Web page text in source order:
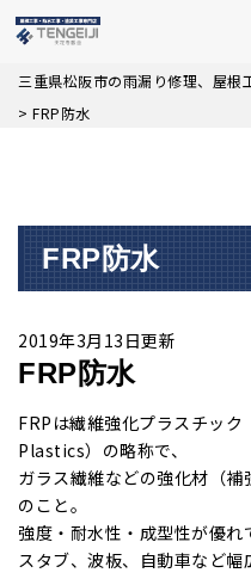
Skip
main
三重県松阪市の雨漏り修理、屋根
> FRP防水
FRP防水
2019年3月13日更新
FRP防水
FRPは繊維強化プラスチッ
Plastics）の略称で、
ガラス繊維などの強化材（
のこと。
強度・耐水性・成型性が優
スタブ、波板、自動車など幅